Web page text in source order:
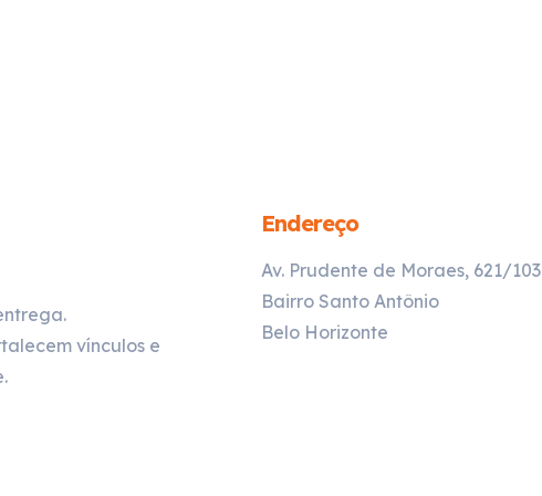
vínculos e
Endereço
Av. Prudente de Moraes, 621/103
Bairro Santo Antônio
Belo Horizonte